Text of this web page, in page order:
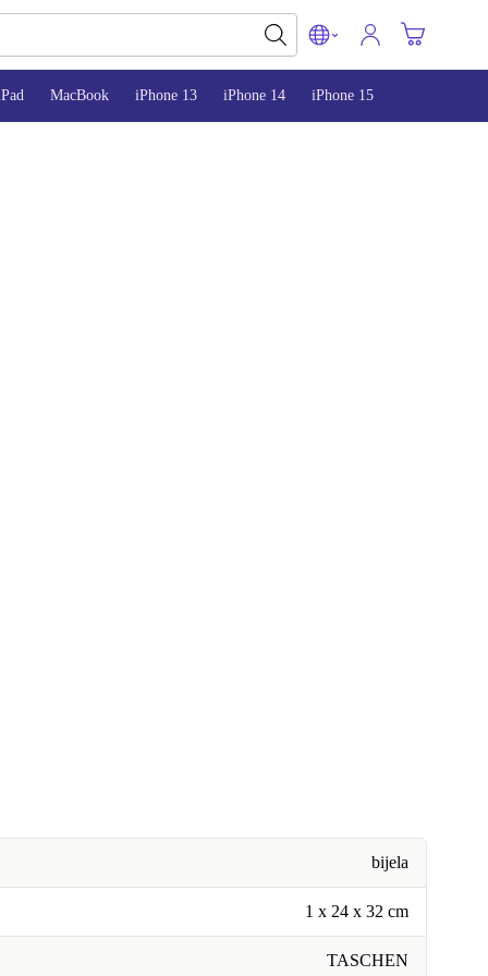
MacBook iPhone 13 iPhone 14 iPhone 15
bijela
1 x 24 x 32 cm
TASCHEN